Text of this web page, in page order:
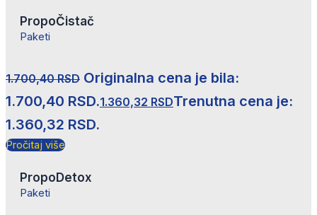
PropoČistač
Paketi
1.700,40RSD Originalna cena je bila:
1.700,40 RSD.1.360,32 RSDTrenutna cena je:
1.360,32 RSD.
Pročitaj više
PropoDetox
Paketi